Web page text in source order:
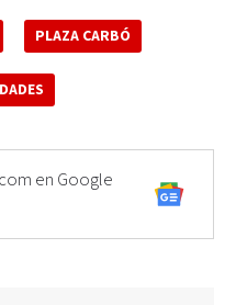
PLAZA CARBÓ
en Google